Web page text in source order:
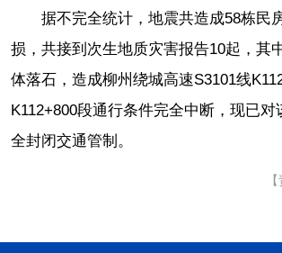
据不完全统计，地震共造成58栋民
损，共接到次生地质灾害报告10起，其
体落石，造成柳州绕城高速S3101线
K112+800段通行条件完全中断，现已对
全封闭交通管制。